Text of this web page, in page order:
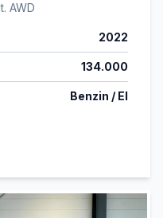
AWD
2022
134.000
Benzin / El